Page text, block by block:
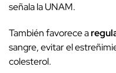
señala la UNAM.
También favorece a
sangre, evitar el
colesterol.